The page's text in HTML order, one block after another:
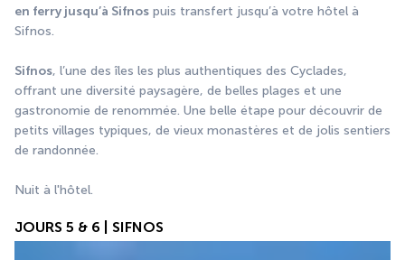
en ferry jusqu’à Sifnos puis transfert jusqu’à votre hôtel à
Sifnos.
Sifnos, l’une des îles les plus authentiques des Cyclades,
offrant une diversité paysagère, de belles plages et une
gastronomie de renommée. Une belle étape pour découvrir de
petits villages typiques, de vieux monastères et de jolis sentiers
de randonnée.
Nuit à l'hôtel.
JOURS 5 & 6 | SIFNOS